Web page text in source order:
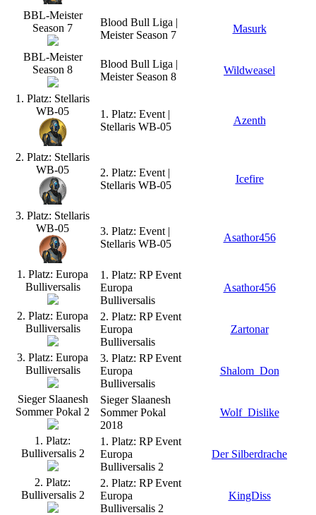
BBL-Meister
Season 7
Blood Bull Liga |
Meister Season 7
Masurk
BBL-Meister
Season 8
Blood Bull Liga |
Meister Season 8
Wildweasel
1. Platz: Stellaris
WB-05
1. Platz: Event |
Stellaris WB-05
Azenth
2. Platz: Stellaris
WB-05
2. Platz: Event |
Stellaris WB-05
Icefire
3. Platz: Stellaris
WB-05
3. Platz: Event |
Stellaris WB-05
Asathor456
1. Platz: Europa
Bulliversalis
1. Platz: RP Event
Europa
Bulliversalis
Asathor456
2. Platz: Europa
Bulliversalis
2. Platz: RP Event
Europa
Bulliversalis
Zartonar
3. Platz: Europa
Bulliversalis
3. Platz: RP Event
Europa
Bulliversalis
Shalom_Don
Sieger Slaanesh
Sommer Pokal 2
Sieger Slaanesh
Sommer Pokal
2018
Wolf_Dislike
1. Platz:
Bulliversalis 2
1. Platz: RP Event
Europa
Bulliversalis 2
Der Silberdrache
2. Platz:
Bulliversalis 2
2. Platz: RP Event
Europa
Bulliversalis 2
KingDiss